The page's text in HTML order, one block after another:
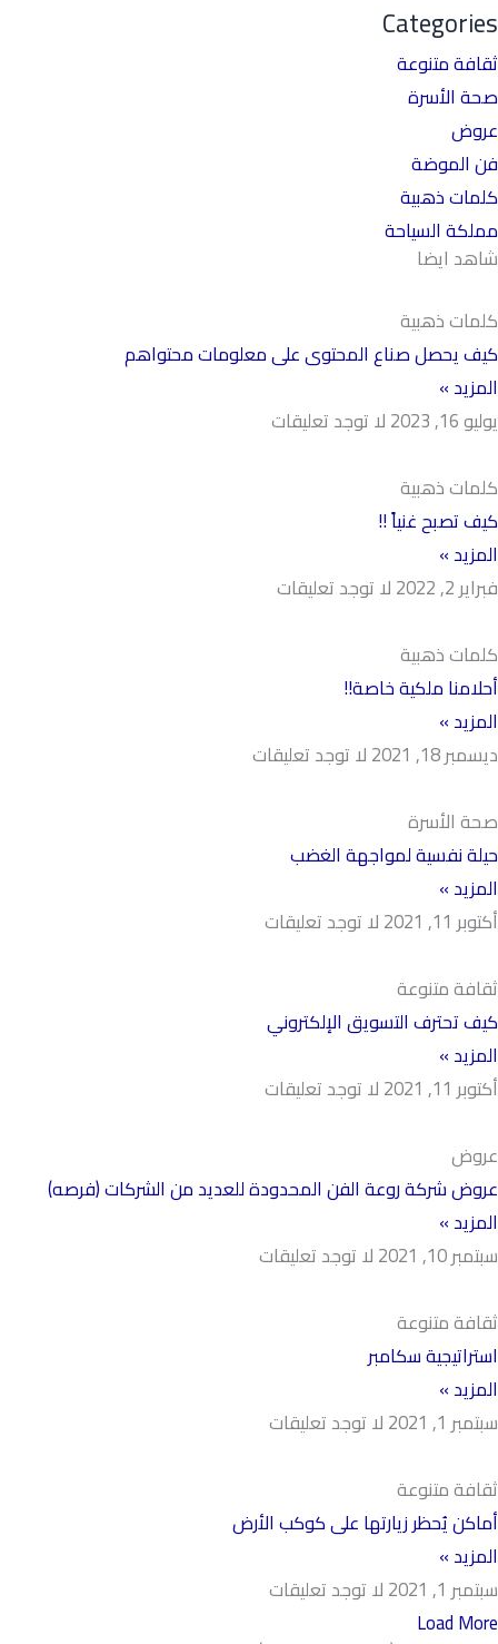
Categories
ثقافة متنوعة
صحة الأسرة
عروض
فن الموضة
كلمات ذهبية
مملكة السياحة
شاهد ايضا
كلمات ذهبية
كيف يحصل صناع المحتوى على معلومات محتواهم
المزيد »
يوليو 16, 2023
لا توجد تعليقات
كلمات ذهبية
كيف تصبح غنياً !!
المزيد »
فبراير 2, 2022
لا توجد تعليقات
كلمات ذهبية
أحلامنا ملكية خاصة!!
المزيد »
ديسمبر 18, 2021
لا توجد تعليقات
صحة الأسرة
حيلة نفسية لمواجهة الغضب
المزيد »
أكتوبر 11, 2021
لا توجد تعليقات
ثقافة متنوعة
كيف تحترف التسويق الإلكتروني
المزيد »
أكتوبر 11, 2021
لا توجد تعليقات
عروض
عروض شركة روعة الفن المحدودة للعديد من الشركات (فرصه)
المزيد »
سبتمبر 10, 2021
لا توجد تعليقات
ثقافة متنوعة
استراتيجية سكامبر
المزيد »
سبتمبر 1, 2021
لا توجد تعليقات
ثقافة متنوعة
أماكن يُحظر زيارتها على كوكب الأرض
المزيد »
سبتمبر 1, 2021
لا توجد تعليقات
Load More